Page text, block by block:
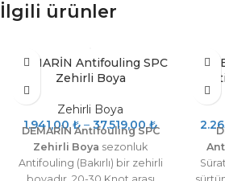
İlgili ürünler
DEMARİN Antifouling SPC
Zehirli Boya
Zehirli Boya
1.941,00₺ –37.519,00₺
DEMARİN Antifouling SPC
Zehirli Boya sezonluk
Antifouling (Bakırlı) bir zehirli